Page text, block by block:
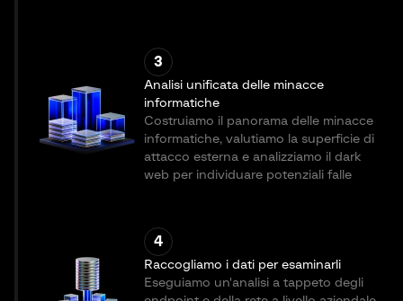
3
Analisi unificata delle minacce
informatiche
Costruiamo il panorama delle minacce
informatiche, valutiamo la superficie di
attacco esterna e analizziamo il dark
web per individuare potenziali falle
4
Raccogliamo i dati per esaminarli
Eseguiamo un'analisi a tappeto degli